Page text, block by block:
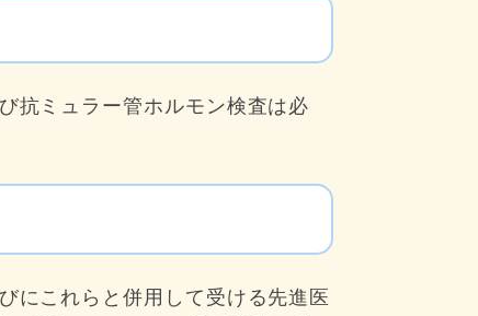
抗ミュラー管ホルモン検査は必
にこれらと併用して受ける先進医